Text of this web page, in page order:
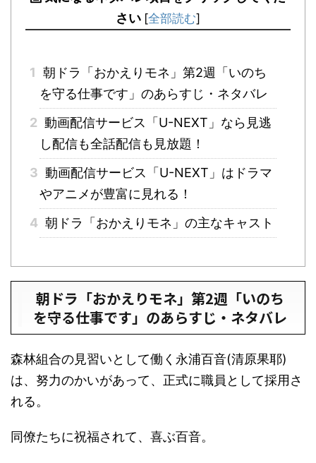
さい [全部読む]
1 朝ドラ「おかえりモネ」第2週「いのち
を守る仕事です」のあらすじ・ネタバレ
2 動画配信サービス「U-NEXT」なら見逃
し配信も全話配信も見放題！
3 動画配信サービス「U-NEXT」はドラマ
やアニメが豊富に見れる！
4 朝ドラ「おかえりモネ」の主なキャスト
朝ドラ「おかえりモネ」第2週「いのち
を守る仕事です」のあらすじ・ネタバレ
森林組合の見習いとして働く永浦百音(清原果耶)
は、努力のかいがあって、正式に職員として採用さ
れる。
同僚たちに祝福されて、喜ぶ百音。